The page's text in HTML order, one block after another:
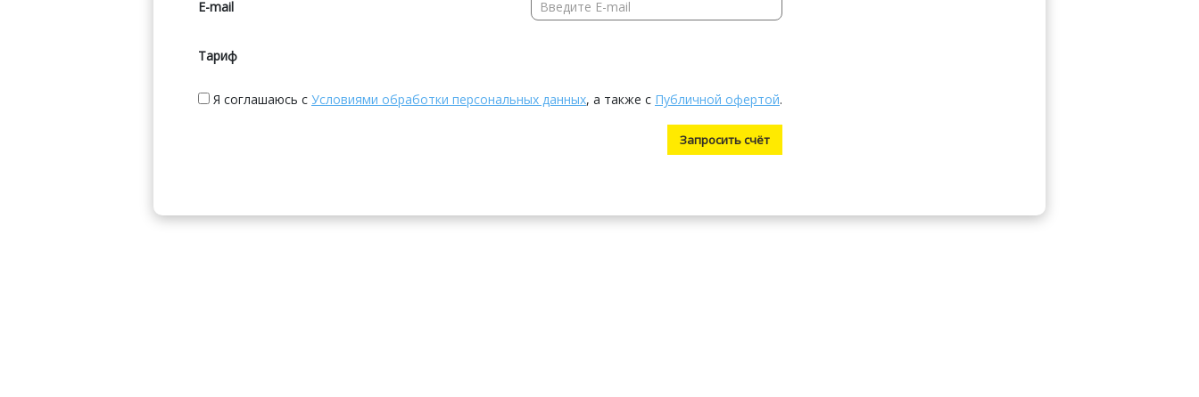
E-mail
Тариф
Я соглашаюсь с Условиями обработки персональных данных, а также с Публичной офертой.
Запросить счёт